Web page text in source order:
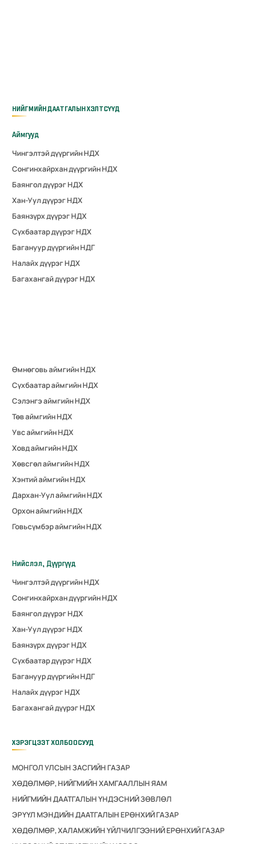
НИЙГМИЙН ДААТГАЛЫН ХЭЛТСҮҮД
Аймгууд
Чингэлтэй дүүргийн НДХ
Сонгинхайрхан дүүргийн НДХ
Баянгол дүүрэг НДХ
Хан-Уул дүүрэг НДХ
Баянзүрх дүүрэг НДХ
Сүхбаатар дүүрэг НДХ
Багануур дүүргийн НДГ
Налайх дүүрэг НДХ
Багахангай дүүрэг НДХ
Өмнөговь аймгийн НДХ
Сүхбаатар аймгийн НДХ
Сэлэнгэ аймгийн НДХ
Төв аймгийн НДХ
Увс аймгийн НДХ
Ховд аймгийн НДХ
Хөвсгөл аймгийн НДХ
Хэнтий аймгийн НДХ
Дархан-Уул аймгийн НДХ
Орхон аймгийн НДХ
Говьсүмбэр аймгийн НДХ
Нийслэл, Дүүргүүд
Чингэлтэй дүүргийн НДХ
Сонгинхайрхан дүүргийн НДХ
Баянгол дүүрэг НДХ
Хан-Уул дүүрэг НДХ
Баянзүрх дүүрэг НДХ
Сүхбаатар дүүрэг НДХ
Багануур дүүргийн НДГ
Налайх дүүрэг НДХ
Багахангай дүүрэг НДХ
ХЭРЭГЦЭЭТ ХОЛБООСУУД
МОНГОЛ УЛСЫН ЗАСГИЙН ГАЗАР
ХӨДӨЛМӨР, НИЙГМИЙН ХАМГААЛЛЫН ЯАМ
НИЙГМИЙН ДААТГАЛЫН ҮНДЭСНИЙ ЗӨВЛӨЛ
ЭРҮҮЛ МЭНДИЙН ДААТГАЛЫН ЕРӨНХИЙ ГАЗАР
ХӨДӨЛМӨР, ХАЛАМЖИЙН ҮЙЛЧИЛГЭЭНИЙ ЕРӨНХИЙ ГАЗАР